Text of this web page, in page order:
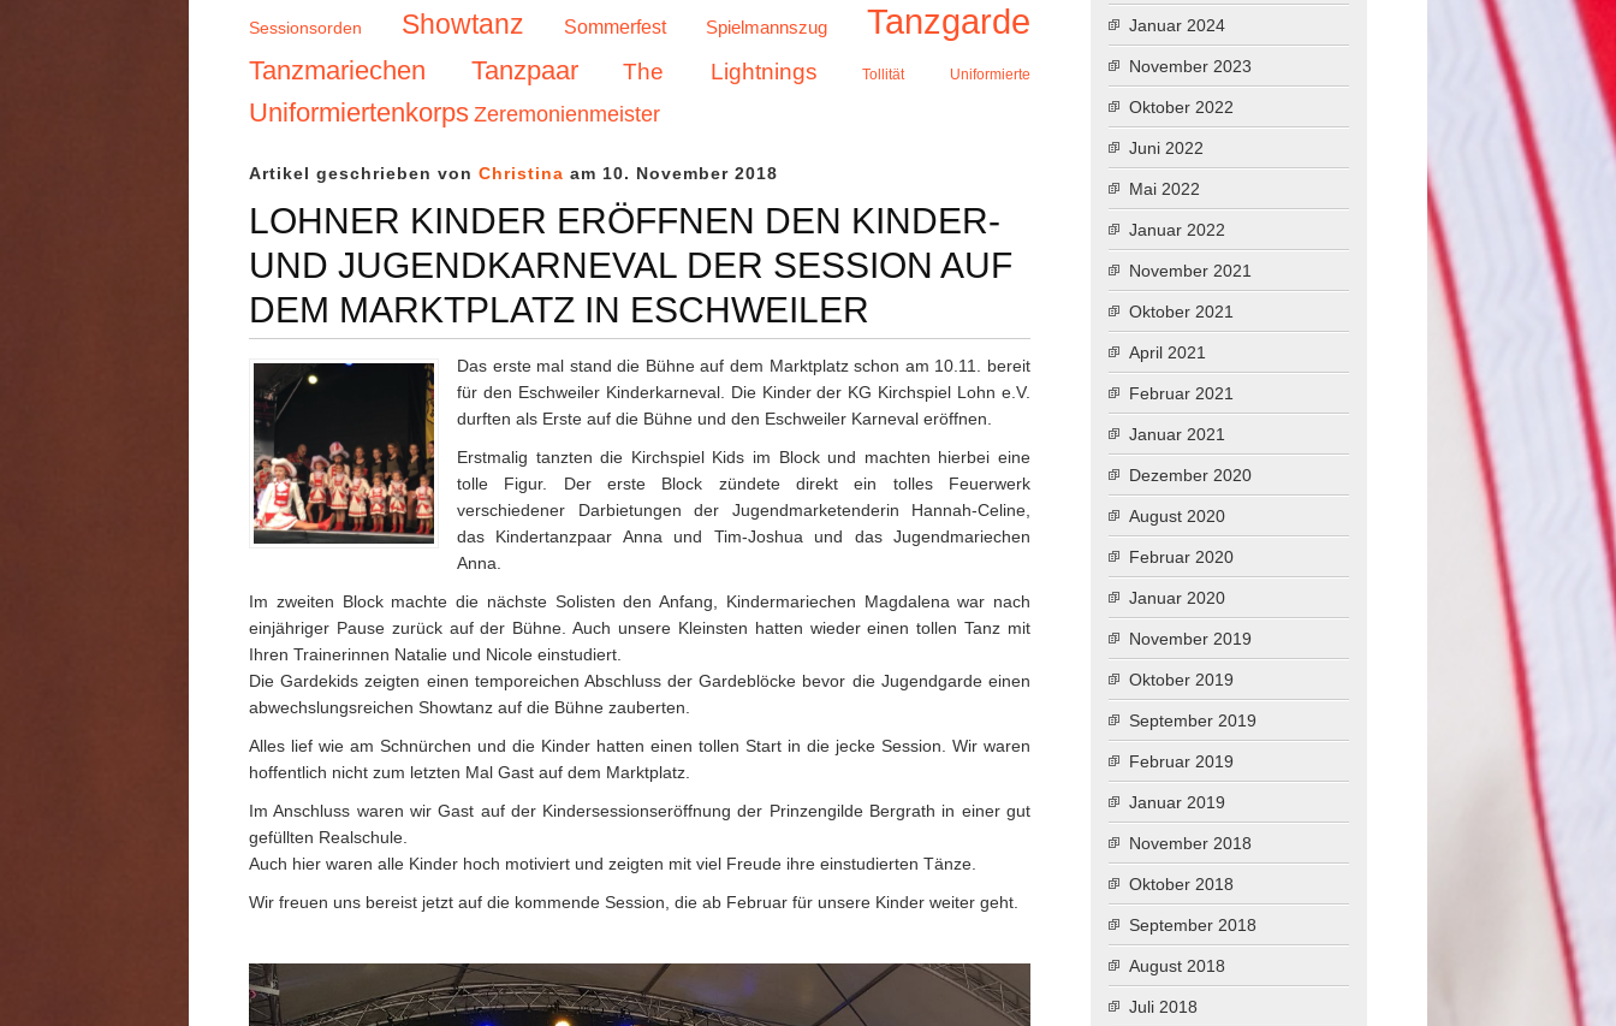
Sessionsorden Showtanz Sommerfest Spielmannszug Tanzgarde
Tanzmariechen Tanzpaar The Lightnings Tollität Uniformierte
Uniformiertenkorps Zeremonienmeister
Artikel geschrieben von Christina am 10. November 2018
LOHNER KINDER ERÖFFNEN DEN KINDER-
UND JUGENDKARNEVAL DER SESSION AUF
DEM MARKTPLATZ IN ESCHWEILER
Das erste mal stand die Bühne auf dem Marktplatz schon am 10.11. bereit
für den Eschweiler Kinderkarneval. Die Kinder der KG Kirchspiel Lohn e.V.
durften als Erste auf die Bühne und den Eschweiler Karneval eröffnen.
Erstmalig tanzten die Kirchspiel Kids im Block und machten hierbei eine
tolle Figur. Der erste Block zündete direkt ein tolles Feuerwerk
verschiedener Darbietungen der Jugendmarketenderin Hannah-Celine,
das Kindertanzpaar Anna und Tim-Joshua und das Jugendmariechen
Anna.
Im zweiten Block machte die nächste Solisten den Anfang, Kindermariechen Magdalena war nach
einjähriger Pause zurück auf der Bühne. Auch unsere Kleinsten hatten wieder einen tollen Tanz mit
Ihren Trainerinnen Natalie und Nicole einstudiert.
Die Gardekids zeigten einen temporeichen Abschluss der Gardeblöcke bevor die Jugendgarde einen
abwechslungsreichen Showtanz auf die Bühne zauberten.
Alles lief wie am Schnürchen und die Kinder hatten einen tollen Start in die jecke Session. Wir waren
hoffentlich nicht zum letzten Mal Gast auf dem Marktplatz.
Im Anschluss waren wir Gast auf der Kindersessionseröffnung der Prinzengilde Bergrath in einer gut
gefüllten Realschule.
Auch hier waren alle Kinder hoch motiviert und zeigten mit viel Freude ihre einstudierten Tänze.
Wir freuen uns bereist jetzt auf die kommende Session, die ab Februar für unsere Kinder weiter geht.
Januar 2024
November 2023
Oktober 2022
Juni 2022
Mai 2022
Januar 2022
November 2021
Oktober 2021
April 2021
Februar 2021
Januar 2021
Dezember 2020
August 2020
Februar 2020
Januar 2020
November 2019
Oktober 2019
September 2019
Februar 2019
Januar 2019
November 2018
Oktober 2018
September 2018
August 2018
Juli 2018